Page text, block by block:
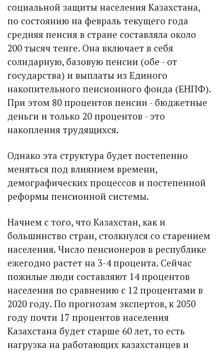
социальной защиты населения Казахстана,
по состоянию на февраль текущего года
средняя пенсия в стране составляла около
200 тысяч тенге. Она включает в себя
солидарную, базовую пенсии (обе - от
государства) и выплаты из Единого
накопительного пенсионного фонда (ЕНПФ).
При этом 80 процентов пенсии - бюджетные
деньги и только 20 процентов - это
накопления трудящихся.
Однако эта структура будет постепенно
меняться под влиянием времени,
демографических процессов и постепенной
реформы пенсионной системы.
Начнем с того, что Казахстан, как и
большинство стран, столкнулся со старением
населения. Число пенсионеров в республике
ежегодно растет на 3-4 процента. Сейчас
пожилые люди составляют 14 процентов
населения по сравнению с 12 процентами в
2020 году. По прогнозам экспертов, к 2050
году почти 17 процентов населения
Казахстана будет старше 60 лет, то есть
нагрузка на работающих казахстанцев и